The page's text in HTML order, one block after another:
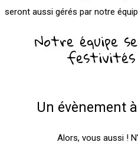
seront aussi gérés par notre
Notre équipe
Un évènement
Alors, vous aussi !